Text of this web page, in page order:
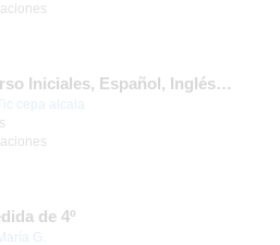
Fin de curso Iniciales, Español, Inglés, Informática y Patrimonio
cepa alcala
de 4º
María G.